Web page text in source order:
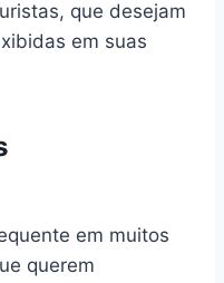
que desejam
em suas
em muitos
querem